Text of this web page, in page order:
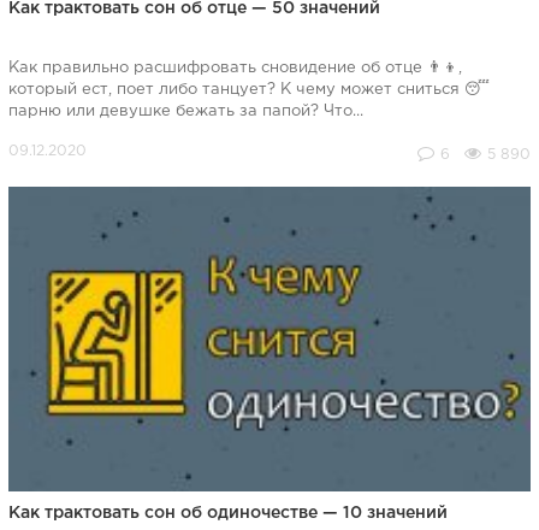
Как трактовать сон об отце — 50 значений
Как правильно расшифровать сновидение об отце 👨‍👦,
который ест, поет либо танцует? К чему может сниться 😴
парню или девушке бежать за папой? Что...
6 5 890
Как трактовать сон об одиночестве — 10 значений